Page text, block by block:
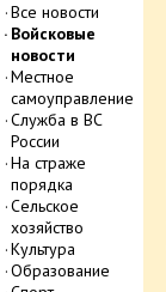
Все новости
Войсковые
новости
Местное
самоуправление
Служба в ВС
России
На страже
порядка
Сельское
хозяйство
Культура
Образование